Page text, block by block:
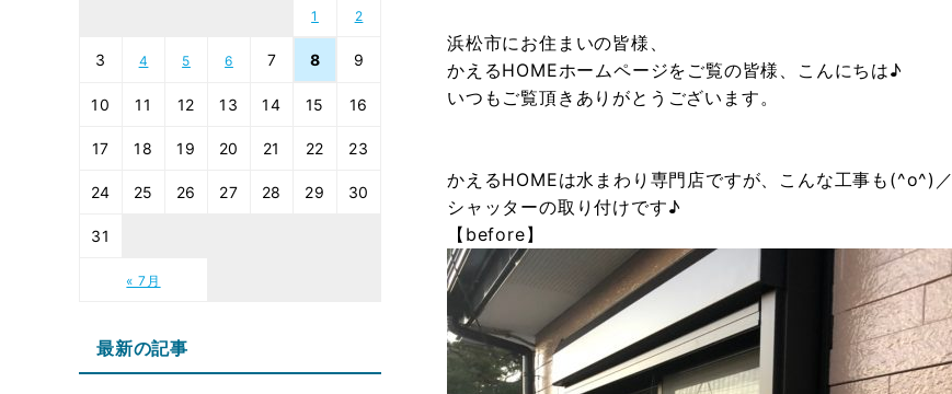
浜松市にお住まいの皆様、
かえるHOMEホームページをご覧の皆様、こんにちは♪
いつもご覧頂きありがとうございます。
かえるHOMEは水まわり専門店ですが、こんな工事も(^o^)／
シャッターの取り付けです♪
【before】
« 7月
1 2
3 4 5 6 7 8 9
10 11 12 13 14 15 16
17 18 19 20 21 22 23
24 25 26 27 28 29 30
31
最新の記事